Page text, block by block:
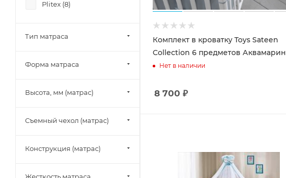
Комплект в кроватку Toys Sateen
Collection 6 предметов Аквамарин
Нет в наличии
8 700 ₽
Plitex (8)
Тип матраса
Форма матраса
Высота, мм (матрас)
Съемный чехол (матрас)
Конструкция (матрас)
Жесткость матраса